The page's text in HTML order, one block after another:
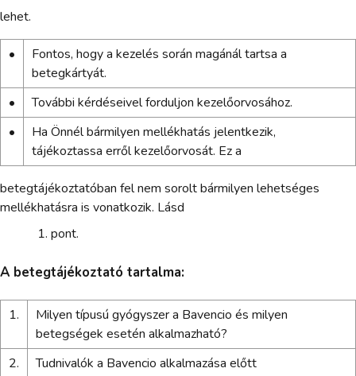
lehet.
•
Fontos, hogy a kezelés során magánál tartsa a
betegkártyát.
•
További kérdéseivel forduljon kezelőorvosához.
•
Ha Önnél bármilyen mellékhatás jelentkezik,
tájékoztassa erről kezelőorvosát. Ez a
betegtájékoztatóban fel nem sorolt bármilyen lehetséges
mellékhatásra is vonatkozik. Lásd
pont.
A betegtájékoztató tartalma:
1.
Milyen típusú gyógyszer a Bavencio és milyen
betegségek esetén alkalmazható?
2.
Tudnivalók a Bavencio alkalmazása előtt